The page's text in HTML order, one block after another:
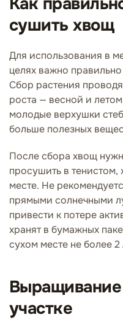
сушить хвощ
Для использования в
целях важно
Сбор растения
роста — весной и
молодые верхушки
больше полезных
После сбора хвощ
просушить в
месте. Не
прямыми солнечными
привести к потере
хранят в бумажных
сухом месте не более 2
участке